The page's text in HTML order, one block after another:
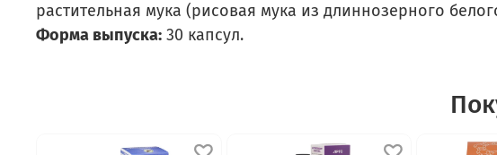
растительная мука (рисовая мука из длиннозерного
Форма выпуска: 30 капсул.